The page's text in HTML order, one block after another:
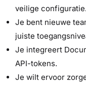
veilige configuratie.
Je bent nieuwe
juiste
Je integreert
API-tokens.
Je wilt ervoor